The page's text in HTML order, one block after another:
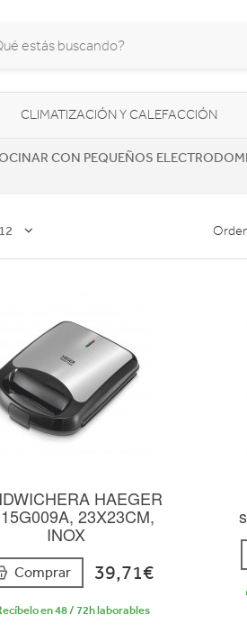
CLIMATIZACIÓN Y CALEFACCIÓN
SONIDO / AUDIO CÁMARAS
CON PEQUEÑOS
HAEGER
23X23CM,
INOX
Comprar 39,71€
en 48 / 72h laborables